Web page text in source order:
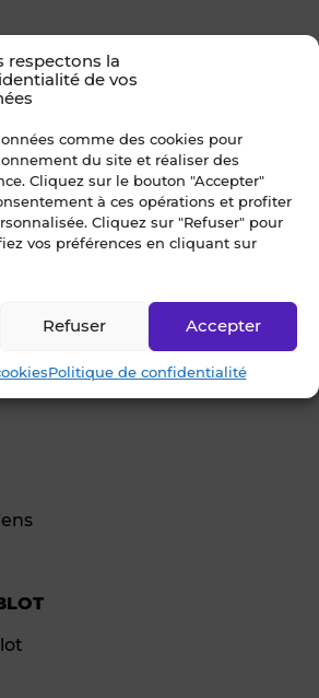
respectons la
de vos
comme des cookies pour
du site et réaliser des
Cliquez sur le bouton "Accepter"
à ces opérations et profiter
Cliquez sur "Refuser" pour
vos préférences en cliquant sur
Accepter
Refuser
Politique de confidentialité